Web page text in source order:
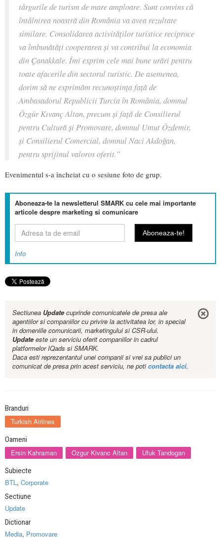
târgurile de turism de mare amploare. Sunt convins că
întâlnirea noastră din România va avea rezultate
similare. Consolidarea activităților turistice reciproce
va îmbunătăți cooperarea și va contribui la economia
din Çanakkale. Îmi exprim cele mai bune urări pentru
toate afacerile din sectorul turistic. De asemenea,
dorim să ne exprimăm recunoștința față de
Ambasadorul Republicii Turcia în România, domnul
Özgür Kıvanç Altan, precum și față de Consilierul
pentru Cultură și Promovare, domnul Umut Özdemir,
și Consilierul Comercial, domnul Naci Akdoğan,
pentru sprijinul valoros oferit.”
Evenimentul s-a încheiat cu o sesiune foto de grup.
Aboneaza-te la newsletterul SMARK cu cele mai importante
articole despre marketing si comunicare
Info
Sectiunea Updatecuprinde comunicatele de presa ale
agentiilor si companiilor cu privire la activitatea lor, in special
in domeniile comunicarii, marketingului si CSR-ului.
Updateeste un serviciu oferit companiilor in cadrul
platformelor IQads si SMARK.
Daca esti reprezentantul unei companii si vrei sa publici un
comunicat de presa prin acest serviciu, ne poticontacta aici.
Branduri
Turkish Airlines
Oameni
Ersin Kahraman Ozgur Kivanc Altan Ufuk Tandogan
Subiecte
BTL, Corporate
Sectiune
Update
Dictionar
Media, Promovare